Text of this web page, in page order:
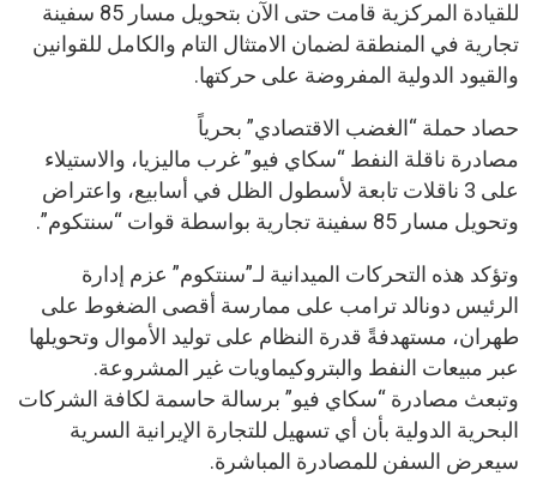
للقيادة المركزية قامت حتى الآن بتحويل مسار 85 سفينة
تجارية في المنطقة لضمان الامتثال التام والكامل للقوانين
والقيود الدولية المفروضة على حركتها.
حصاد حملة “الغضب الاقتصادي” بحرياً
مصادرة ناقلة النفط “سكاي فيو” غرب ماليزيا، والاستيلاء
على 3 ناقلات تابعة لأسطول الظل في أسابيع، واعتراض
وتحويل مسار 85 سفينة تجارية بواسطة قوات “سنتكوم”.
وتؤكد هذه التحركات الميدانية لـ”سنتكوم” عزم إدارة
الرئيس دونالد ترامب على ممارسة أقصى الضغوط على
طهران، مستهدفةً قدرة النظام على توليد الأموال وتحويلها
عبر مبيعات النفط والبتروكيماويات غير المشروعة.
وتبعث مصادرة “سكاي فيو” برسالة حاسمة لكافة الشركات
البحرية الدولية بأن أي تسهيل للتجارة الإيرانية السرية
سيعرض السفن للمصادرة المباشرة.